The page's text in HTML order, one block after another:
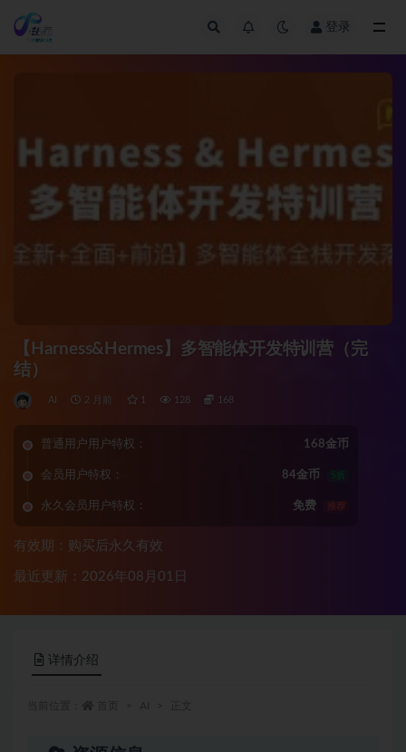
登录
【Harness&Hermes】多智能体开发特训营（完
结）
AI 2 月前 1 128 168
普通用户用户特权： 168金币
会员用户特权： 84金币 5折
永久会员用户特权： 免费 推荐
有效期：购买后永久有效
最近更新：2026年08月01日
详情介绍